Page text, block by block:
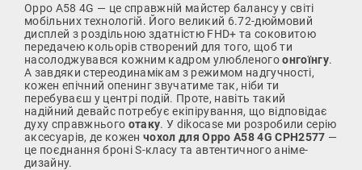
Oppo A58 4G — це справжній майстер балансу у світі
мобільних технологій. Його великий 6.72-дюймовий
дисплей з роздільною здатністю FHD+ та соковитою
передачею кольорів створений для того, щоб ти
насолоджувався кожним кадром улюбленогоонгоїнгу.
А завдяки стереодинамікам з режимом надгучності,
кожен епічний опенинг звучатиме так, ніби ти
перебуваєш у центрі подій. Проте, навіть такий
надійний девайс потребує екіпірування, що відповідає
духу справжнього отаку. У dikocase ми розробили серію
аксесуарів, де кожен чохол для Oppo A58 4G CPH2577 —
це поєднання броні S-класу та автентичного аніме-
дизайну.